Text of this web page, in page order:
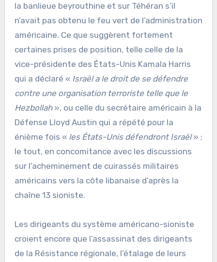
la banlieue beyrouthine et sur Téhéran s’il
n’avait pas obtenu le feu vert de l’administration
américaine. Ce que suggèrent fortement
certaines prises de position, telle celle de la
vice-présidente des États-Unis Kamala Harris
qui a déclaré « Israël a le droit de se défendre
contre une organisation terroriste telle que le
Hezbollah», ou celle du secrétaire américain à la
Défense Lloyd Austin qui a répété pour la
énième fois « les États-Unis défendront Israël» ;
le tout, en concomitance avec les discussions
sur l’acheminement de cuirassés militaires
américains vers la côte libanaise d’après la
chaîne 13 sioniste.
Les dirigeants du système américano-sioniste
croient encore que l’assassinat des dirigeants
de la Résistance régionale, l’étalage de leurs